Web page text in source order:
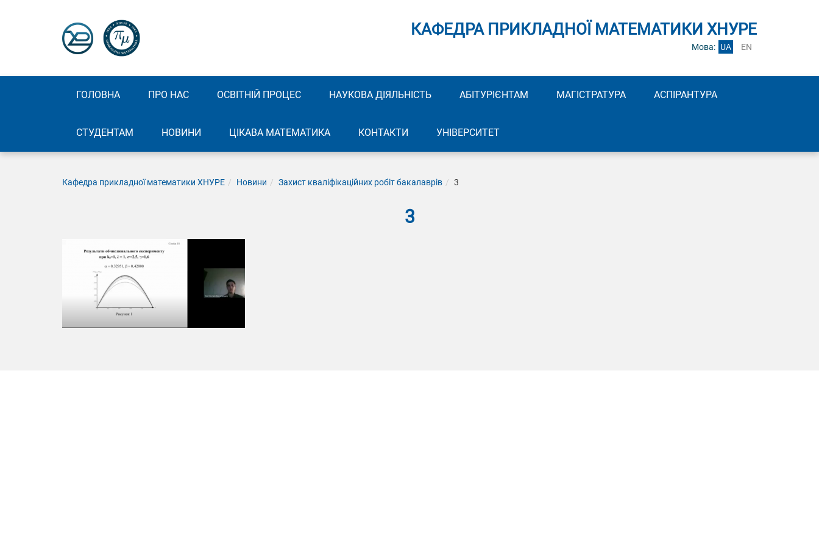
КАФЕДРА ПРИКЛАДНОЇ МАТЕМАТИКИ ХНУРЕ
Мова: UA EN
ГОЛОВНА ПРО НАС ОСВІТНІЙ ПРОЦЕС НАУКОВА ДІЯЛЬНІСТЬ АБІТУРІЄНТАМ МАГІСТРАТУРА АСПІРАНТУРА
СТУДЕНТАМ НОВИНИ ЦІКАВА МАТЕМАТИКА КОНТАКТИ УНІВЕРСИТЕТ
Кафедра прикладної математики ХНУРЕ Новини Захист кваліфікаційних робіт бакалаврів 3
3